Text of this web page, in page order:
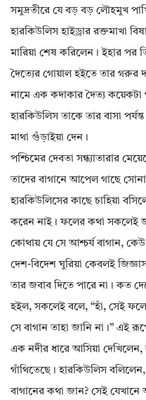
সমুদ্রতীরে যে বড় বড় লৌহমুখ
হারকিউলিস হাইড্রার রক্তমাখা
মারিয়া শেষ করিলেন। ইহার পর
দৈত্যের গোয়াল হইতে তার গরুর
নামে এক কদাকার দৈত্য কয়েকটা
হারকিউলিস তাকে তার বাসা
মাথা গুঁড়াইয়া দেন।
পশ্চিমের দেবতা সন্ধ্যাতারার
তাদের বাগানে আপেল গাছে
হারকিউলিসের কাছে চাহিয়া
করেন নাই। ফলের কথা সকলেই
কোথায় যে সে আশ্চর্য বাগান,
দেশ-বিদেশ ঘুরিয়া কেবলই
তার জবাব দিতে পারে না। কত
হইল, সকলেই বলে, “হাঁ, সেই
সে বাগান তাহা জানি না।” এই
এক নদীর ধারে আসিয়া দেখিলেন,
গাঁথিতেছে। হারকিউলিস
বাগানের কথা জান? সেই